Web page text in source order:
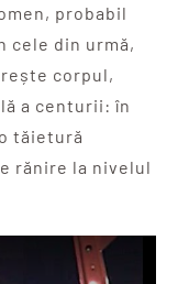
probabil
cele din urmă,
corpul,
a centurii: în
tăietură
rănire la nivelul